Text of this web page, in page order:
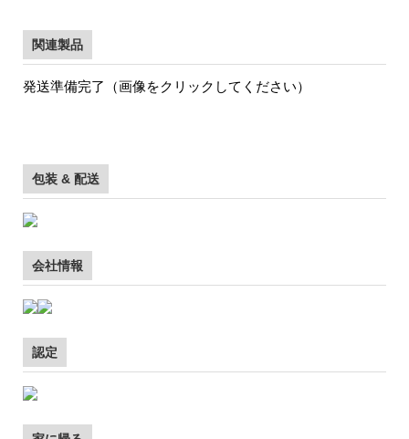
関連製品
発送準備完了（画像をクリックしてください）
包装 & 配送
会社情報
認定